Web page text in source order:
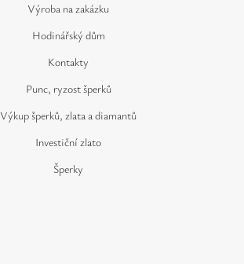
Výroba na zakázku
Hodinářský dům
Kontakty
Punc, ryzost šperků
Výkup šperků, zlata a diamantů
Investiční zlato
Šperky